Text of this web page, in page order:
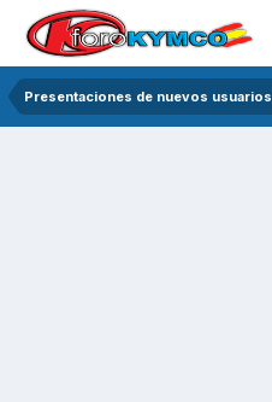
Presentaciones de nuevos usuarios